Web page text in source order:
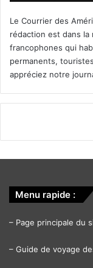
Le Courrier des
rédaction est dans
francophones qui
permanents,
appréciez notre
Menu rapide :
– Page principale du
– Guide de voyage